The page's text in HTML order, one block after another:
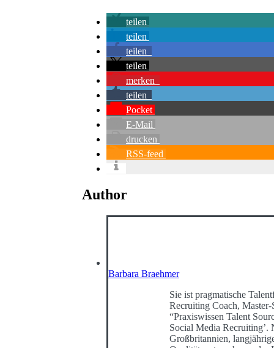
teilen
teilen
teilen
teilen
merken
teilen
Pocket
E-Mail
drucken
RSS-feed
Author
Barbara Braehmer
Sie ist pragmatische
Recruiting Coach,
“Praxiswissen Talent
Social Media
Großbritannien,